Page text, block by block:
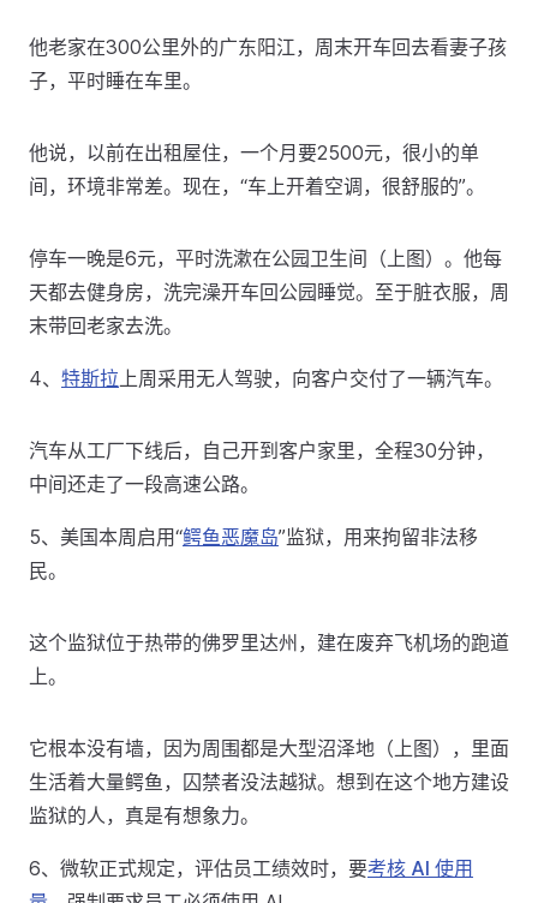
他老家在300公里外的广东阳江，周末开车回去看妻子孩
子，平时睡在车里。
他说，以前在出租屋住，一个月要2500元，很小的单
间，环境非常差。现在，“车上开着空调，很舒服的”。
停车一晚是6元，平时洗漱在公园卫生间（上图）。他每
天都去健身房，洗完澡开车回公园睡觉。至于脏衣服，周
末带回老家去洗。
4、 特斯拉上周采用无人驾驶，向客户交付了一辆汽车。
汽车从工厂下线后，自己开到客户家里，全程30分钟，
中间还走了一段高速公路。
5、美国本周启用“鳄鱼恶魔岛”监狱，用来拘留非法移
民。
这个监狱位于热带的佛罗里达州，建在废弃飞机场的跑道
上。
它根本没有墙，因为周围都是大型沼泽地（上图），里面
生活着大量鳄鱼，囚禁者没法越狱。想到在这个地方建设
监狱的人，真是有想象力。
6、微软正式规定，评估员工绩效时，要考核 AI 使用